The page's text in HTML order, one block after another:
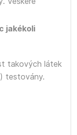
jakékoli
takových látek
testovány.